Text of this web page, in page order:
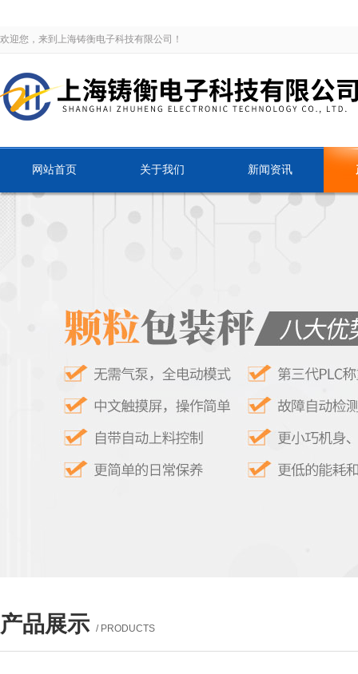
欢迎您，来到上海铸衡电子科技有限公司！
网站首页 关于我们 新闻资讯
产品展示 / PRODUCTS